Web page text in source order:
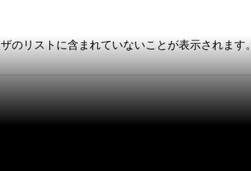
のリストに含まれていないことが表示されます。